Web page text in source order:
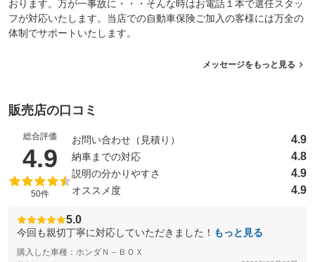
おります。万が一事故に・・・そんな時はお電話１本で選任スタッ
フが対応いたします。当店での自動車保険ご加入の客様には万全の
体制でサポートいたします。
メッセージをもっと見る
販売店の口コミ
総合評価
4.9 （5点満点中）
50件
お問い合わせ（見積り） 4.9
納車までの対応 4.8
説明の分かりやすさ 4.9
オススメ度 4.9
5.0
今回も親切丁寧に対応していただきました！ もっと見る
購入した車種：ホンダＮ－ＢＯＸ